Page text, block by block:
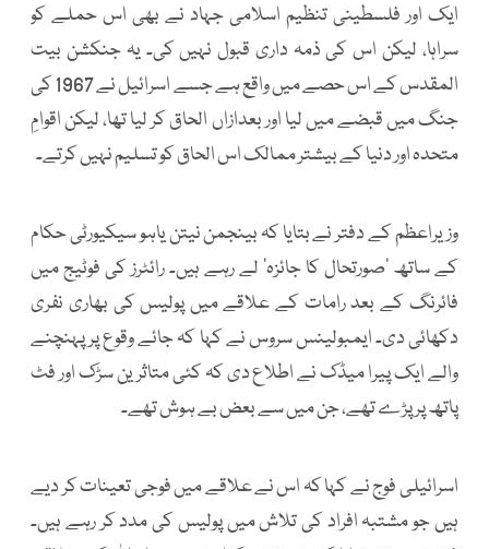
ایک اور فلسطینی تنظیم اسلامی جہاد نے بھی اس حملے کو
سراہا، لیکن اس کی ذمہ داری قبول نہیں کی۔ یہ جنکشن بیت
المقدس کے اس حصے میں واقع ہے جسے اسرائیل نے 1967 کی
جنگ میں قبضے میں لیا اور بعدازاں الحاق کر لیا تھا، لیکن اقوامِ
متحدہ اور دنیا کے بیشتر ممالک اس الحاق کو تسلیم نہیں کرتے۔
وزیراعظم کے دفتر نے بتایا کہ بینجمن نیتن یاہو سیکیورٹی حکام
کے ساتھ ’صورتحال کا جائزہ‘ لے رہے ہیں۔ رائٹرز کی فوٹیج میں
فائرنگ کے بعد رامات کے علاقے میں پولیس کی بھاری نفری
دکھائی دی۔ ایمبولینس سروس نے کہا کہ جائے وقوع پر پہنچنے
والے ایک پیرا میڈک نے اطلاع دی کہ کئی متاثرین سڑک اور فٹ
پاتھ پر پڑے تھے، جن میں سے بعض بے ہوش تھے۔
اسرائیلی فوج نے کہا کہ اس نے علاقے میں فوجی تعینات کر دیے
ہیں جو مشتبہ افراد کی تلاش میں پولیس کی مدد کر رہے ہیں۔